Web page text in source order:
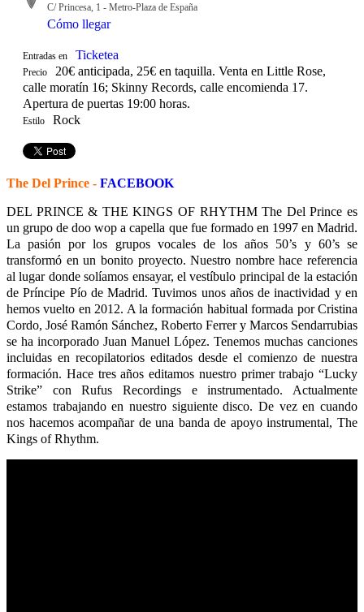
C/ Princesa, 1 - Metro-Plaza de España
Cómo llegar
Entradas en Ticketea
Precio
20€ anticipada, 25€ en taquilla. Venta en Little Rose,
calle moratín 16; Skinny Records, calle encomienda 17.
Apertura de puertas 19:00 horas.
Estilo Rock
The Del Prince - FACEBOOK
DEL PRINCE & THE KINGS OF RHYTHM The Del Prince es
un grupo de doo wop a capella que fue formado en 1997 en Madrid.
La pasión por los grupos vocales de los años 50’s y 60’s se
transformó en un bonito proyecto. Nuestro nombre hace referencia
al lugar donde solíamos ensayar, el vestíbulo principal de la estación
de Príncipe Pío de Madrid. Tuvimos unos años de inactividad y en
hemos vuelto en 2012. A la formación habitual formada por Cristina
Cordo, José Ramón Sánchez, Roberto Ferrer y Marcos Sendarrubias
se ha incorporado Juan Manuel López. Tenemos muchas canciones
incluidas en recopilatorios editados desde el comienzo de nuestra
formación. Hace tres años editamos nuestro primer trabajo “Lucky
Strike” con Rufus Recordings e instrumentado. Actualmente
estamos trabajando en nuestro siguiente disco. De vez en cuando
nos hacemos acompañar de una banda de apoyo instrumental, The
Kings of Rhythm.